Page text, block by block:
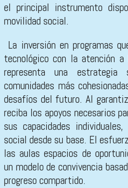
el principal instrumento
movilidad social.
La inversión en programas
tecnológico con la atención a
representa una estrategia
comunidades más
desafíos del futuro. Al
reciba los apoyos necesarios
sus capacidades
social desde su base. El
las aulas espacios de
un modelo de convivencia
progreso compartido.